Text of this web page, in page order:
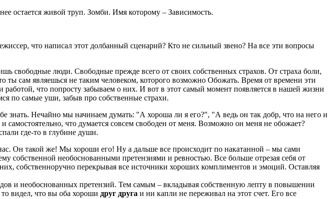
остается живой труп. Зомби. Имя которому – Зависимость.
что написал этот долбанный сценарий? Кто не сильный звено? На все эти вопросы
свободные люди. Свободные прежде всего от своих собственных страхов. От страха боли,
сам являешься не таким человеком, которого возможно Обожать. Время от времени эти
что попросту забываем о них. И вот в этот самый момент появляется в нашей жизни
по самые уши, забыв про собственные страхи.
знать. Нечайно мы начинаем думать: "А хороша ли я его?", "А ведь он так добр, что на него и
что думается совсем свободен от меня. Возможно он меня не обожает?
где-то в глубине души.
Он такой же! Мы хороши его! Ну а дальше все происходит по накатанной – мы сами
собственной необоснованными претензиями и ревностью. Все больше отрезая себя от
собственноручно перекрывая все источники хороших комплиментов и эмоций. Оставляя
и необоснованных претензий. Тем самым – вкладывая собственную лепту в повышении
видел, что вы оба хороши друг друга и ни капли не переживал на этот счет. Его все